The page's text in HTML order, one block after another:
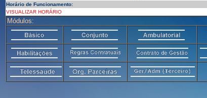
Horário de Funcionamento:
VISUALIZAR HORÁRIO
Módulos: